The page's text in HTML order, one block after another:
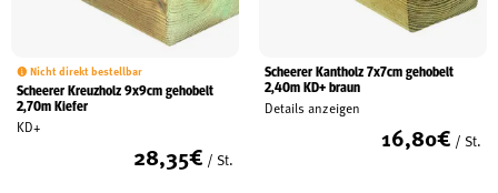
Nicht direkt bestellbar
Scheerer Kreuzholz 9x9cm gehobelt
2,70m Kiefer
KD+
28,35€ / St.
Scheerer Kantholz 7x7cm gehobelt
2,40m KD+ braun
Details anzeigen
16,80€ / St.